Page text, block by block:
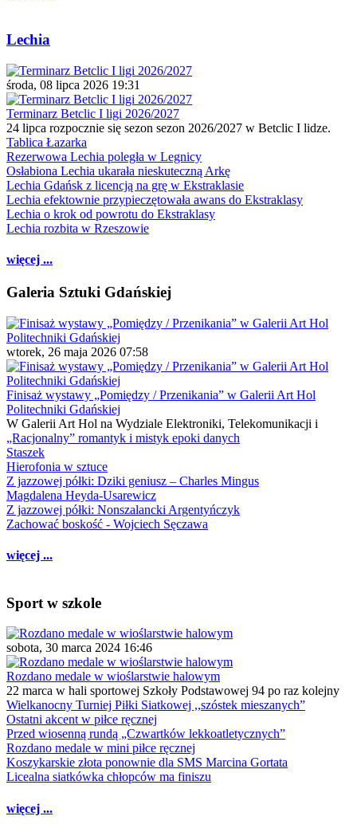
Lechia
środa, 08 lipca 2026 19:31
Terminarz Betclic I ligi 2026/2027
24 lipca rozpocznie się sezon sezon 2026/2027 w Betclic I lidze.
Tablica Łazarka
Rezerwowa Lechia poległa w Legnicy
Osłabiona Lechia ukarała nieskuteczną Arkę
Lechia Gdańsk z licencją na grę w Ekstraklasie
Lechia efektownie przypieczętowała awans do Ekstraklasy
Lechia o krok od powrotu do Ekstraklasy
Lechia rozbita w Rzeszowie
więcej ...
Galeria Sztuki Gdańskiej
wtorek, 26 maja 2026 07:58
Finisaż wystawy „Pomiędzy / Przenikania” w Galerii Art Hol
Politechniki Gdańskiej
W Galerii Art Hol na Wydziale Elektroniki, Telekomunikacji i
„Racjonalny” romantyk i mistyk epoki danych
Staszek
Hierofonia w sztuce
Z jazzowej półki: Dziki geniusz – Charles Mingus
Magdalena Heyda-Usarewicz
Z jazzowej półki: Nonszalancki Argentyńczyk
Zachować boskość - Wojciech Sęczawa
więcej ...
Sport w szkole
sobota, 30 marca 2024 16:46
Rozdano medale w wioślarstwie halowym
22 marca w hali sportowej Szkoły Podstawowej 94 po raz kolejny
Wielkanocny Turniej Piłki Siatkowej ,,szóstek mieszanych”
Ostatni akcent w piłce ręcznej
Przed wiosenną rundą „Czwartków lekkoatletycznych”
Rozdano medale w mini piłce ręcznej
Koszykarskie złota ponownie dla SMS Marcina Gortata
Licealna siatkówka chłopców ma finiszu
więcej ...